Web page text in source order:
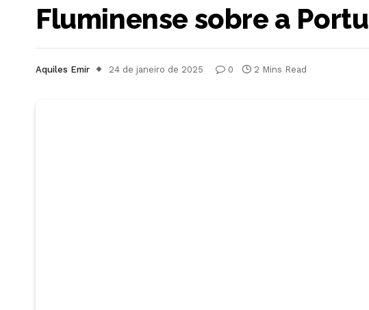
Fluminense sobre a
Aquiles Emir 24 de janeiro de 2025 0 2 Mins Read